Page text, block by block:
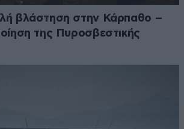
βλάστηση στην Κάρπαθο –
της Πυροσβεστικής